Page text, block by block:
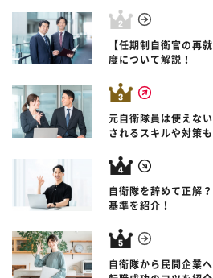
【任期制自衛官の再
度について解説！
元自衛隊員は使えな
されるスキルや対策も
自衛隊を辞めて正解
基準を紹介！
自衛隊から民間企業